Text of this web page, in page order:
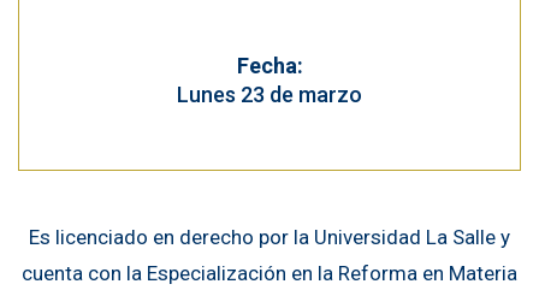
Fecha:
Lunes 23 de marzo
Es licenciado en derecho por la Universidad La Salle y
cuenta con la Especialización en la Reforma en Materia